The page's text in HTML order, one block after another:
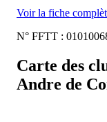
Voir la fiche
N° FFTT :
Carte des
Andre de